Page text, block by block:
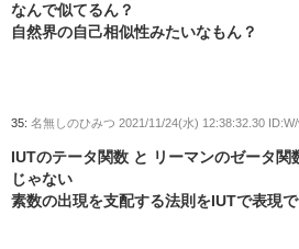
なんで似てるん？
自然界の自己相似性みたいなもん？
35: 名無しのひみつ 2021/11/24(水) 12:38:32.30
IUTのテータ関数 と リーマンのゼータ関
じゃない
素数の出現を支配する法則をIUTで表現